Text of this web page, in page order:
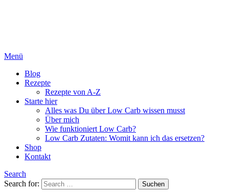
Menü
Blog
Rezepte
Rezepte von A-Z
Starte hier
Alles was Du über Low Carb wissen musst
Über mich
Wie funktioniert Low Carb?
Low Carb Zutaten: Womit kann ich das ersetzen?
Shop
Kontakt
Search
Search for:
Suchen